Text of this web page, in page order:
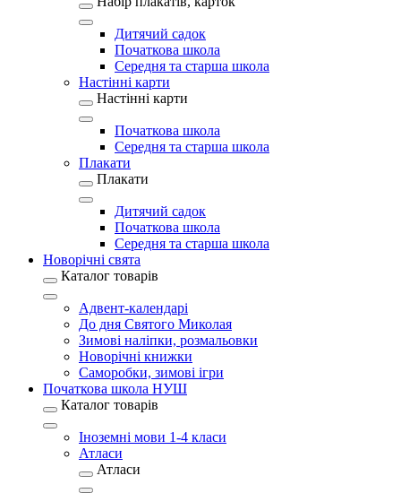
Дитячий садок
Початкова школа
Середня та старша школа
Настінні карти
Настінні карти
Початкова школа
Середня та старша школа
Плакати
Плакати
Дитячий садок
Початкова школа
Середня та старша школа
Новорічні свята
Каталог товарів
Адвент-календарі
До дня Святого Миколая
Зимові наліпки, розмальовки
Новорічні книжки
Саморобки, зимові ігри
Початкова школа НУШ
Каталог товарів
Іноземні мови 1-4 класи
Атласи
Атласи